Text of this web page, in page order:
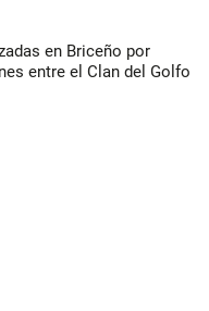
en Briceño por
entre el Clan del Golfo